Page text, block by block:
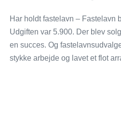
Har holdt fastelavn – Fastelavn
Udgiften var 5.900. Der blev
en succes. Og
stykke arbejde og lavet et flot